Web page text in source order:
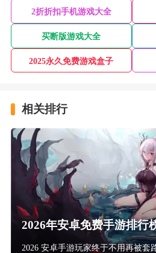
2折折扣手机游戏大全
买断版游戏大全
2025永久免费游戏盒子
相关排行